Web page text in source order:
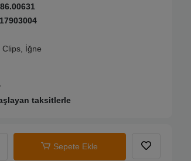
Clips, İğne
taksitlerle
Sepete Ekle